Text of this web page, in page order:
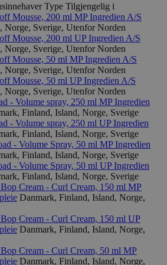
Type Tilgjengelig i
Mousse, 200 ml MPIngredien A/S
Norge, Sverige, Utenfor Norden
Mousse, 200 ml UPIngredien A/S
Norge, Sverige, Utenfor Norden
Mousse, 50 ml MPIngredien A/S
Norge, Sverige, Utenfor Norden
Mousse, 50 ml UPIngredien A/S
Norge, Sverige, Utenfor Norden
- Volume spray, 250 ml MPIngredien
Finland, Island, Norge, Sverige
- Volume spray, 250 ml UPIngredien
Finland, Island, Norge, Sverige
- Volume Spray, 50 ml MPIngredien
Finland, Island, Norge, Sverige
- Volume Spray, 50 ml UPIngredien
Finland, Island, Norge, Sverige
Cream - Curl Cream, 150 ml MP
Danmark, Finland, Island, Norge,
Cream - Curl Cream, 150 ml UP
Danmark, Finland, Island, Norge,
Cream - Curl Cream, 50 ml MP
Danmark, Finland, Island, Norge,